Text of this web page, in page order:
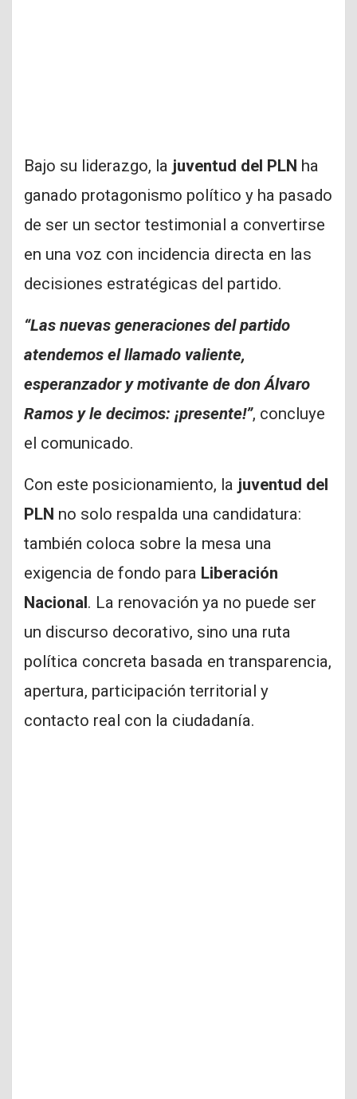
Bajo su liderazgo, la juventud del PLN ha
ganado protagonismo político y ha pasado
de ser un sector testimonial a convertirse
en una voz con incidencia directa en las
decisiones estratégicas del partido.
“Las nuevas generaciones del partido
atendemos el llamado valiente,
esperanzador y motivante de don Álvaro
Ramos y le decimos: ¡presente!”, concluye
el comunicado.
Con este posicionamiento, la juventud del
PLN no solo respalda una candidatura:
también coloca sobre la mesa una
exigencia de fondo para Liberación
Nacional. La renovación ya no puede ser
un discurso decorativo, sino una ruta
política concreta basada en transparencia,
apertura, participación territorial y
contacto real con la ciudadanía.